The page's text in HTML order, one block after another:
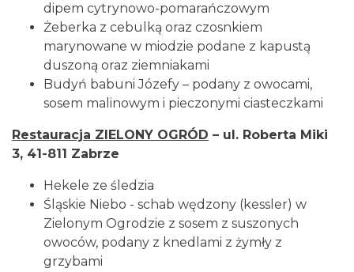
dipem cytrynowo-pomarańczowym
Żeberka z cebulką oraz czosnkiem
marynowane w miodzie podane z kapustą
duszoną oraz ziemniakami
Budyń babuni Józefy – podany z owocami,
sosem malinowym i pieczonymi ciasteczkami
Restauracja ZIELONY OGRÓD – ul. Roberta Miki
3, 41-811 Zabrze
Hekele ze śledzia
Śląskie Niebo - schab wędzony (kessler) w
Zielonym Ogrodzie z sosem z suszonych
owoców, podany z knedlami z żymły z
grzybami